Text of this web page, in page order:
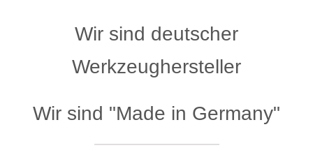
Wir sind deutscher
Werkzeughersteller
Wir sind "Made in Germany"